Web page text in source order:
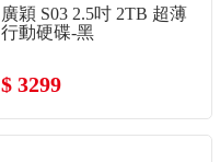
廣穎 S03 2.5吋 2TB 超薄
行動硬碟-黑
$ 3299